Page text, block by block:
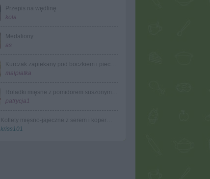
Przepis na wędlinę
kola
Medaliony
as
małpiatka
patrycja1
kriss101